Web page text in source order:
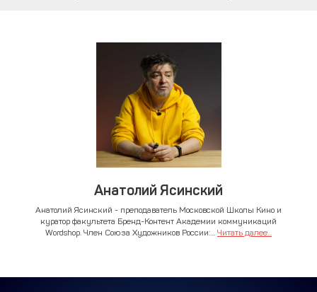
Анатолий Ясинский
Анатолий Ясинский - преподаватель Московской Школы Кино и
куратор факультета Бренд-Контент Академии коммуникаций
Wordshop. Член Союза Художников России:... Читать далее...